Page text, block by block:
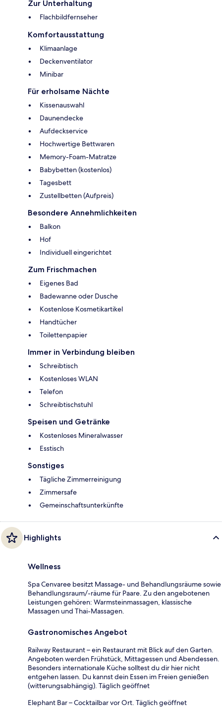
Zur Unterhaltung
Flachbildfernseher
Komfortausstattung
Klimaanlage
Deckenventilator
Minibar
Für erholsame Nächte
Kissenauswahl
Daunendecke
Aufdeckservice
Hochwertige Bettwaren
Memory-Foam-Matratze
Babybetten (kostenlos)
Tagesbett
Zustellbetten (Aufpreis)
Besondere Annehmlichkeiten
Balkon
Hof
Individuell eingerichtet
Zum Frischmachen
Eigenes Bad
Badewanne oder Dusche
Kostenlose Kosmetikartikel
Handtücher
Toilettenpapier
Immer in Verbindung bleiben
Schreibtisch
Kostenloses WLAN
Telefon
Schreibtischstuhl
Speisen und Getränke
Kostenloses Mineralwasser
Esstisch
Sonstiges
Tägliche Zimmerreinigung
Zimmersafe
Gemeinschaftsunterkünfte
Highlights
Wellness
Spa Cenvaree besitzt Massage- und Behandlungsräume sowie
Behandlungsraum/-räume für Paare. Zu den angebotenen
Leistungen gehören: Warmsteinmassagen, klassische
Massagen und Thai-Massagen.
Gastronomisches Angebot
Railway Restaurant – ein Restaurant mit Blick auf den Garten.
Angeboten werden Frühstück, Mittagessen und Abendessen.
Besonders internationale Küche solltest du dir hier nicht
entgehen lassen. Du kannst dein Essen im Freien genießen
(witterungsabhängig). Täglich geöffnet
Elephant Bar – Cocktailbar vor Ort. Täglich geöffnet